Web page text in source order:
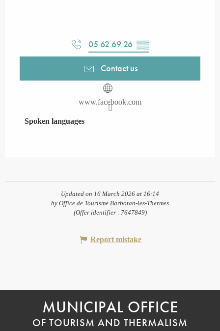
05 62 69 26 ▒▒
Contact us
www.facebook.com
Spoken languages
Spoken languages
Updated on 16 March 2026 at 16:14
by Office de Tourisme Barbotan-les-Thermes
(Offer identifier : 7647849)
Report mistake
MUNICIPAL OFFICE
OF TOURISM AND THERMALISM